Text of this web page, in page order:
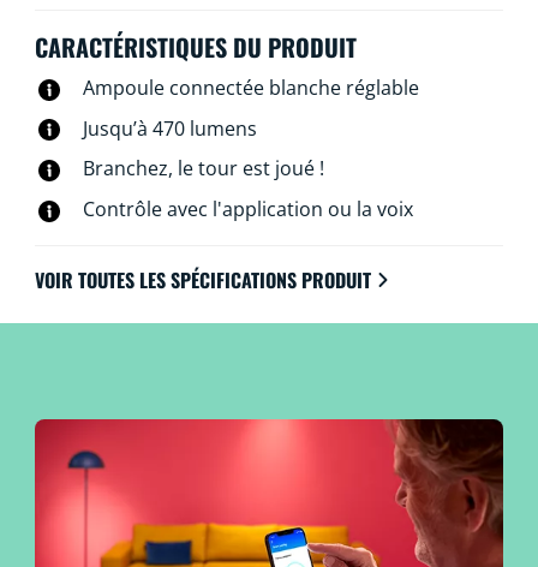
Fi et l’application WiZ, la télécommande WiZ associée
CARACTÉRISTIQUES DU PRODUIT
Ampoule connectée blanche réglable
Jusqu’à 470 lumens
Branchez, le tour est joué !
Contrôle avec l'application ou la voix
VOIR TOUTES LES SPÉCIFICATIONS PRODUIT